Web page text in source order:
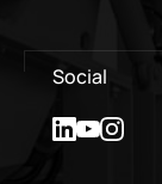
Social